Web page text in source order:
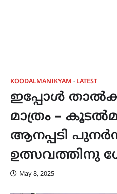
KOODALMANIKYAM LATEST
ഇപ്പോൾ
മാത്രം –
ആനപ്പടി
ഉത്സവത്തിനു
May 8, 2025